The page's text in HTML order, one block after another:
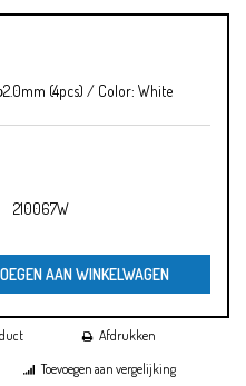
(4pcs) / Color: White
210067W
AAN WINKELWAGEN
Afdrukken
Toevoegen aan vergelijking